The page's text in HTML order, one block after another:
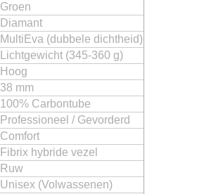
Groen
Diamant
MultiEva (dubbele dichtheid)
Lichtgewicht (345-360 g)
Hoog
38 mm
100% Carbontube
Professioneel / Gevorderd
Comfort
Fibrix hybride vezel
Ruw
Unisex (Volwassenen)